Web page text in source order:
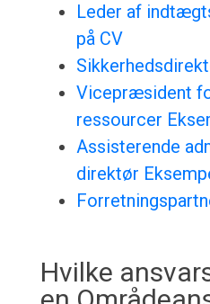
Leder af
på CV
Vicepræsident
ressourcer
Assisterende
direktør
Hvilke